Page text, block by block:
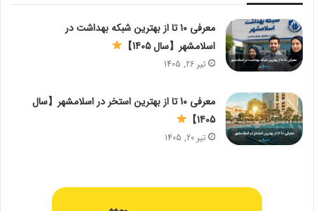
معرفی 10 تا از بهترین شبکه بهداشت در
اسلامشهر【سال 1405】
تیر 26, 1405
معرفی 10 تا از بهترین استخر در اسلامشهر【سال
1405】
تیر 20, 1405